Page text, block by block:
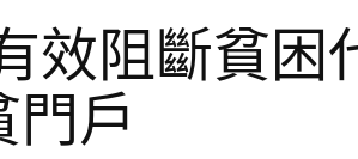
效阻斷貧
戶